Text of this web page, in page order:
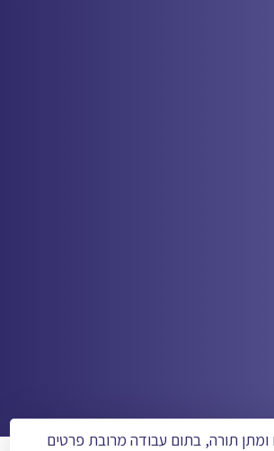
תורה, בתום עבודה מרובת פרטים